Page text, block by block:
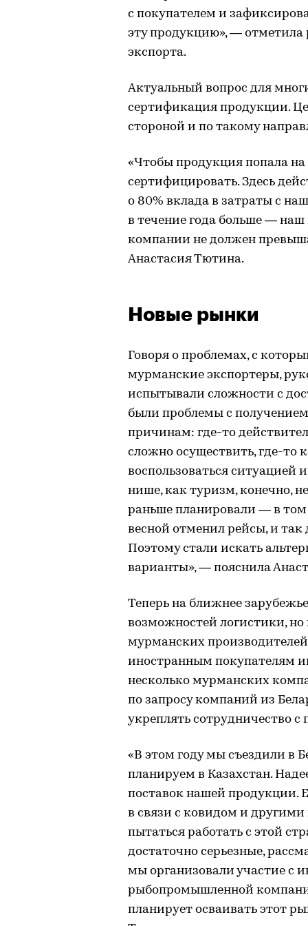
с покупателем и
эту продукцию», —
экспорта.
Актуальный вопрос для
сертификация продукции.
стороной и по такому
«Чтобы продукция попала
сертифицировать. Здесь
о 80% вклада в затраты с
в течение года больше —
компании не должен
Анастасия Тютина.
Новые рынки
Говоря о проблемах, с
мурманские экспортеры,
испытывали сложности с
были проблемы с
причинам: где-то
сложно осуществить, где-то
воспользоваться ситуацией
нише, как туризм, конечно,
раньше планировали — в том
весной отменил рейсы, и
Поэтому стали искать
варианты», — пояснила
Теперь на ближнее
возможностей логистики,
мурманских
иностранным покупателям
несколько мурманских
по запросу компаний из
укреплять сотрудничество
«В этом году мы съездили в
планируем в Казахстан.
поставок нашей продукции.
в связи с ковидом и
пытаться работать с этой
достаточно серьезные,
мы организовали участие с
рыбопромышленной
планирует осваивать этот